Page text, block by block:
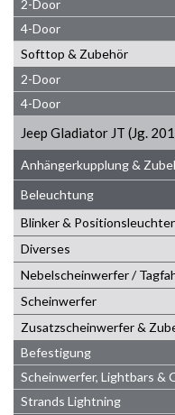
2-Door
4-Door
Softtop & Zubehör
2-Door
4-Door
Jeep Gladiator JT (Jg.
Anhängerkupplung &
Beleuchtung
Blinker &
Diverses
Nebelscheinwerfer /
Scheinwerfer
Zusatzscheinwerfer &
Befestigung
Scheinwerfer, Lightbars &
Strands Lightning